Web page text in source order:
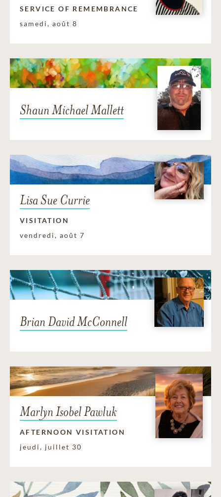
SERVICE OF REMEMBRANCE
samedi, août 8
Shaun Michael Mallett
Lisa Sue Currie
VISITATION
vendredi, août 7
Brian David McConnell
Marlyn Isobel Pawluk
AFTERNOON VISITATION
jeudi, juillet 30